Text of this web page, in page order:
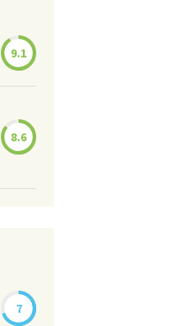
9.1
8.6
7